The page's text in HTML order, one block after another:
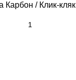
Карбон / Клик-кляк